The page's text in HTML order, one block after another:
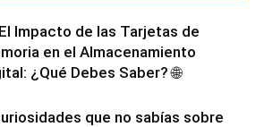
Impacto de las Tarjetas de
en el Almacenamiento
¿Qué Debes Saber? 🌐
que no sabías sobre